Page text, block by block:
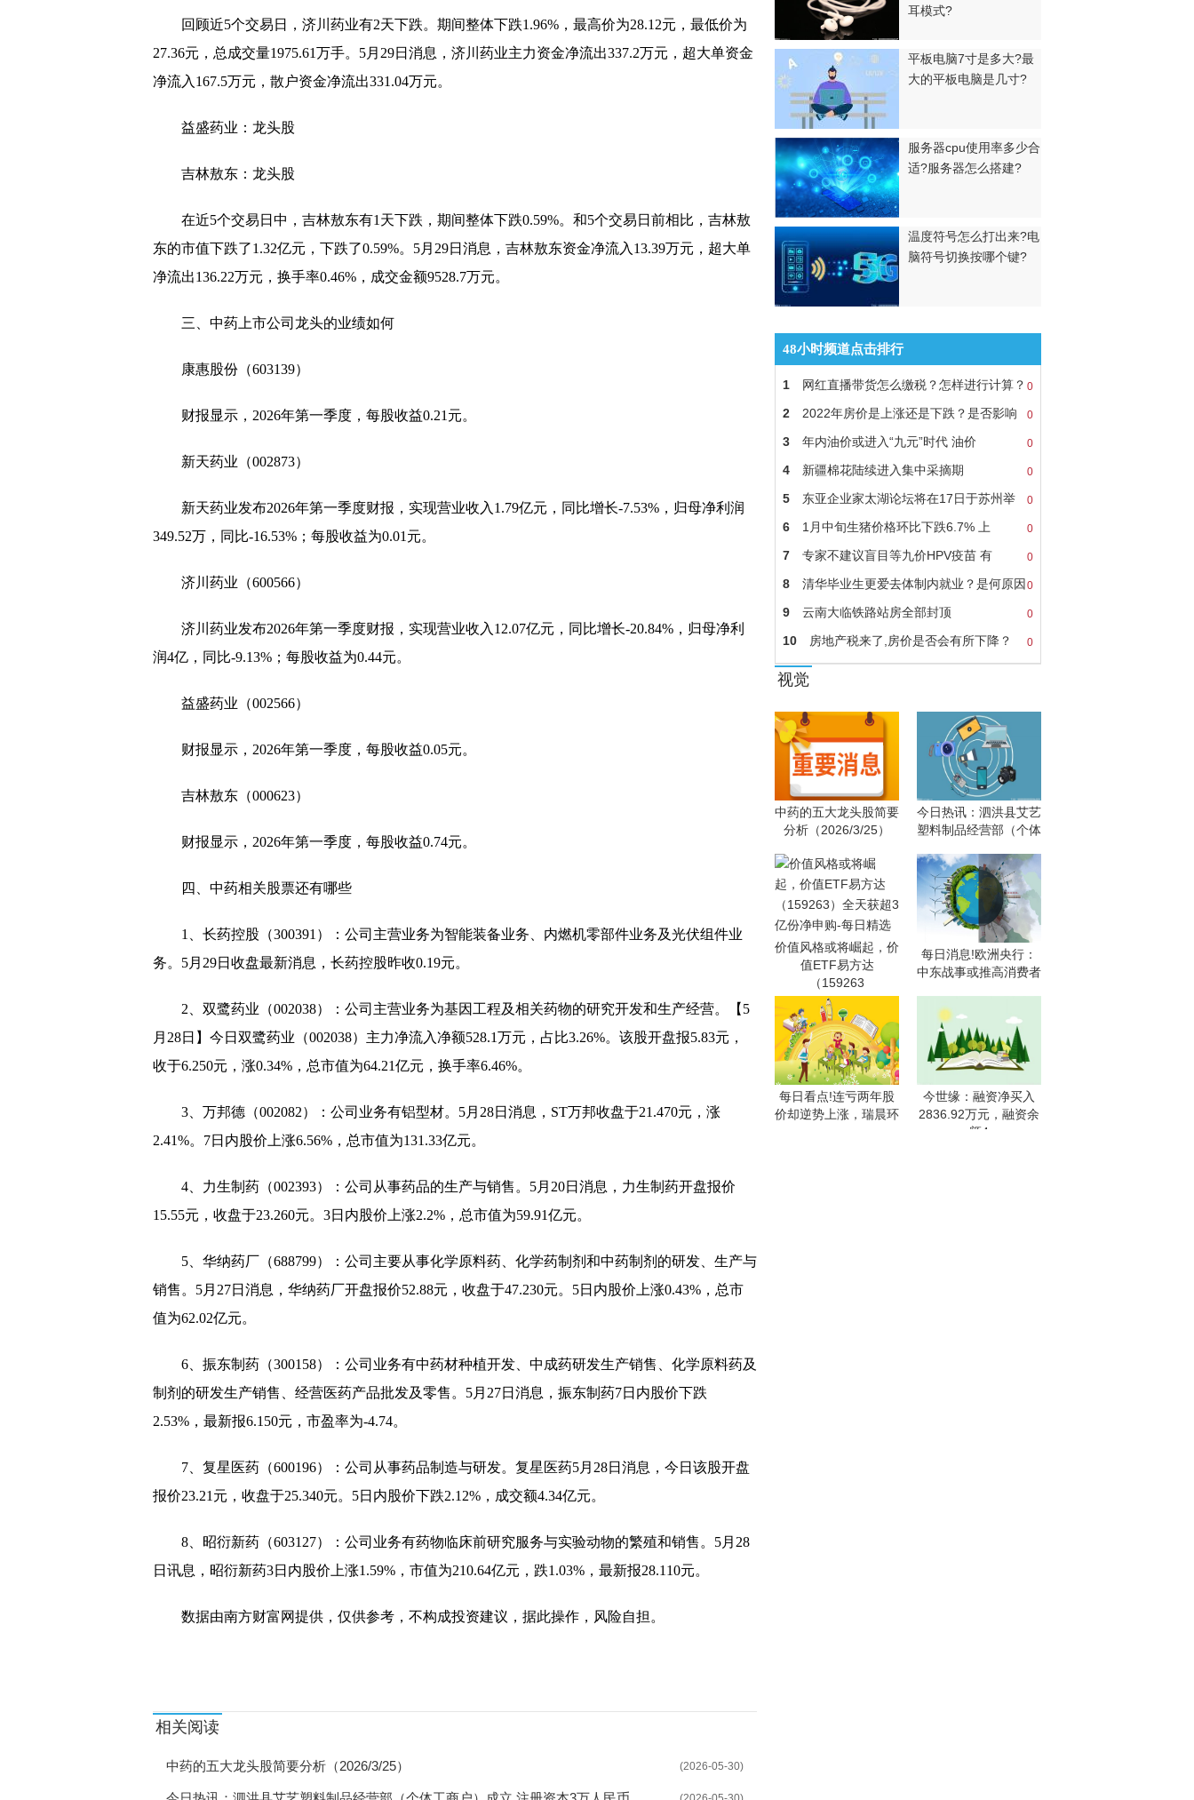
18个新职业信息向社会公示 指导培训机构依据标准开展培训
宁波助力产业工人成长成才 探索整合各类公共服务资源
郑州暖心举措吸引高校毕业生就业 推动创新平台人才引进
广西2022届高校毕业生就业双选会举行 实行闭环管理
东台助企纾困稳就业 多措并举服务企业引才用工
我国数字经济蓬勃发展 网络消费纠纷案件随之增长
消费者投诉：iBox链盒提现难
复盘A股历次回购热潮 价值提升效果明显
中泰证券：低估值蓝筹依然是潜在利好主线
回顾近5个交易日，济川药业有2天下跌。期间整体下跌1.96%，最高价为28.12元，最低价为
27.36元，总成交量1975.61万手。5月29日消息，济川药业主力资金净流出337.2万元，超大单资金
净流入167.5万元，散户资金净流出331.04万元。
益盛药业：龙头股
吉林敖东：龙头股
在近5个交易日中，吉林敖东有1天下跌，期间整体下跌0.59%。和5个交易日前相比，吉林敖
东的市值下跌了1.32亿元，下跌了0.59%。5月29日消息，吉林敖东资金净流入13.39万元，超大单
净流出136.22万元，换手率0.46%，成交金额9528.7万元。
三、中药上市公司龙头的业绩如何
康惠股份（603139）
财报显示，2026年第一季度，每股收益0.21元。
新天药业（002873）
新天药业发布2026年第一季度财报，实现营业收入1.79亿元，同比增长-7.53%，归母净利润
349.52万，同比-16.53%；每股收益为0.01元。
济川药业（600566）
济川药业发布2026年第一季度财报，实现营业收入12.07亿元，同比增长-20.84%，归母净利
润4亿，同比-9.13%；每股收益为0.44元。
益盛药业（002566）
财报显示，2026年第一季度，每股收益0.05元。
吉林敖东（000623）
财报显示，2026年第一季度，每股收益0.74元。
四、中药相关股票还有哪些
1、长药控股（300391）：公司主营业务为智能装备业务、内燃机零部件业务及光伏组件业
务。5月29日收盘最新消息，长药控股昨收0.19元。
2、双鹭药业（002038）：公司主营业务为基因工程及相关药物的研究开发和生产经营。【5
月28日】今日双鹭药业（002038）主力净流入净额528.1万元，占比3.26%。该股开盘报5.83元，
收于6.250元，涨0.34%，总市值为64.21亿元，换手率6.46%。
3、万邦德（002082）：公司业务有铝型材。5月28日消息，ST万邦收盘于21.470元，涨
2.41%。7日内股价上涨6.56%，总市值为131.33亿元。
4、力生制药（002393）：公司从事药品的生产与销售。5月20日消息，力生制药开盘报价
15.55元，收盘于23.260元。3日内股价上涨2.2%，总市值为59.91亿元。
5、华纳药厂（688799）：公司主要从事化学原料药、化学药制剂和中药制剂的研发、生产与
销售。5月27日消息，华纳药厂开盘报价52.88元，收盘于47.230元。5日内股价上涨0.43%，总市
值为62.02亿元。
6、振东制药（300158）：公司业务有中药材种植开发、中成药研发生产销售、化学原料药及
制剂的研发生产销售、经营医药产品批发及零售。5月27日消息，振东制药7日内股价下跌
2.53%，最新报6.150元，市盈率为-4.74。
7、复星医药（600196）：公司从事药品制造与研发。复星医药5月28日消息，今日该股开盘
报价23.21元，收盘于25.340元。5日内股价下跌2.12%，成交额4.34亿元。
8、昭衍新药（603127）：公司业务有药物临床前研究服务与实验动物的繁殖和销售。5月28
日讯息，昭衍新药3日内股价上涨1.59%，市值为210.64亿元，跌1.03%，最新报28.110元。
数据由南方财富网提供，仅供参考，不构成投资建议，据此操作，风险自担。
相关阅读
(2026-05-30)
中药的五大龙头股简要分析（2026/3/25）
耳模式?
平板电脑7寸是多大?最
大的平板电脑是几寸?
服务器cpu使用率多少合
适?服务器怎么搭建?
温度符号怎么打出来?电
脑符号切换按哪个键?
48小时频道点击排行
0
1 网红直播带货怎么缴税？怎样进行计算？
0
2
2022年房价是上涨还是下跌？是否影响
金
0
3 年内油价或进入“九元”时代 油价
0
4 新疆棉花陆续进入集中采摘期
0
5
东亚企业家太湖论坛将在17日于苏州举
办
0
6 1月中旬生猪价格环比下跌6.7% 上
0
7 专家不建议盲目等九价HPV疫苗 有
0
8 清华毕业生更爱去体制内就业？是何原因
0
9 云南大临铁路站房全部封顶
0
10 房地产税来了,房价是否会有所下降？
视觉
中药的五大龙头股简要
分析（2026/3/25）
今日热讯：泗洪县艾艺
塑料制品经营部（个体
价值风格或将崛起，价
值ETF易方达
（159263
每日消息!欧洲央行：
中东战事或推高消费者
每日看点!连亏两年股
价却逆势上涨，瑞晨环
今世缘：融资净买入
2836.92万元，融资余
额4